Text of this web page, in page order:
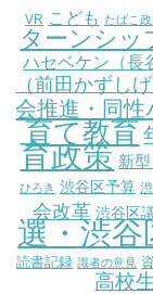
VR こども たばこ
ターンシッ
ハセベケン（長
（前田かずしげ
会推進・同性
育て教育
育政策 新
ひろき 渋谷区予算
会改革 渋谷区
選・渋谷
読書記録 識者の意見
高校